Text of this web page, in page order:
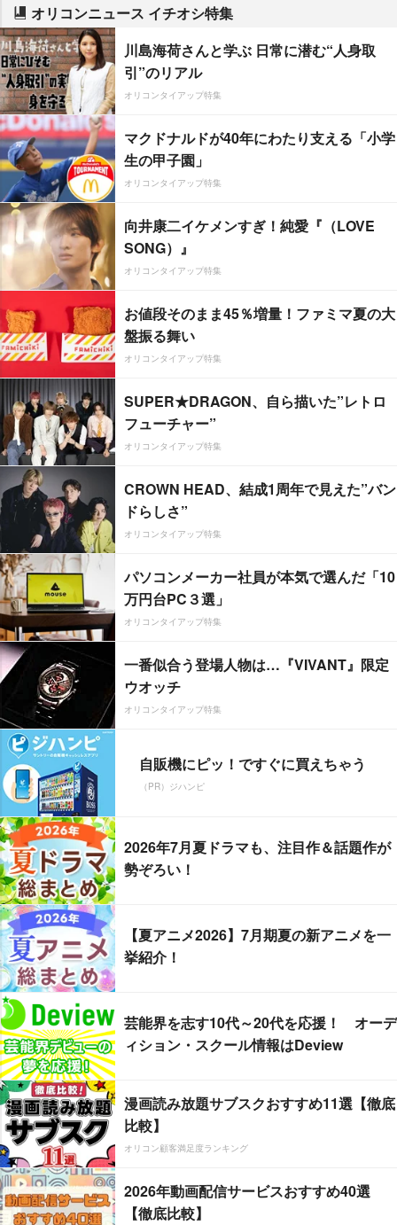
オリコンニュース イチオシ特集
川島海荷さんと学ぶ 日常に潜む“人身取
引”のリアル
オリコンタイアップ特集
マクドナルドが40年にわたり支える「小学
生の甲子園」
オリコンタイアップ特集
向井康二イケメンすぎ！純愛『（LOVE
SONG）』
オリコンタイアップ特集
お値段そのまま45％増量！ファミマ夏の大
盤振る舞い
オリコンタイアップ特集
SUPER★DRAGON、自ら描いた”レトロ
フューチャー”
オリコンタイアップ特集
CROWN HEAD、結成1周年で見えた”バン
ドらしさ”
オリコンタイアップ特集
パソコンメーカー社員が本気で選んだ「10
万円台PC３選」
オリコンタイアップ特集
一番似合う登場人物は…『VIVANT』限定
ウオッチ
オリコンタイアップ特集
自販機にピッ！ですぐに買えちゃう
（PR）ジハンピ
2026年7月夏ドラマも、注目作＆話題作が
勢ぞろい！
【夏アニメ2026】7月期夏の新アニメを一
挙紹介！
芸能界を志す10代～20代を応援！ オーデ
ィション・スクール情報はDeview
漫画読み放題サブスクおすすめ11選【徹底
比較】
オリコン顧客満足度ランキング
2026年動画配信サービスおすすめ40選
【徹底比較】